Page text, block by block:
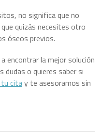
no significa que no
quizás necesites otro
óseos previos.
encontrar la mejor solución
dudas o quieres saber si
citay te asesoramos sin